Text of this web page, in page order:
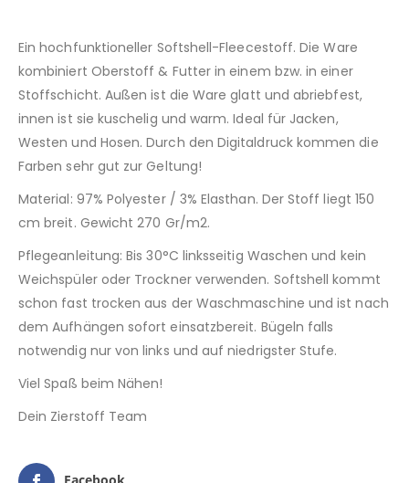
Ein hochfunktioneller Softshell-Fleecestoff. Die Ware
kombiniert Oberstoff & Futter in einem bzw. in einer
Stoffschicht. Außen ist die Ware glatt und abriebfest,
innen ist sie kuschelig und warm. Ideal für Jacken,
Westen und Hosen. Durch den Digitaldruck kommen die
Farben sehr gut zur Geltung!
Material: 97% Polyester / 3% Elasthan. Der Stoff liegt 150
cm breit. Gewicht 270 Gr/m2.
Pflegeanleitung: Bis 30°C linksseitig Waschen und kein
Weichspüler oder Trockner verwenden. Softshell kommt
schon fast trocken aus der Waschmaschine und ist nach
dem Aufhängen sofort einsatzbereit. Bügeln falls
notwendig nur von links und auf niedrigster Stufe.
Viel Spaß beim Nähen!
Dein Zierstoff Team
Facebook